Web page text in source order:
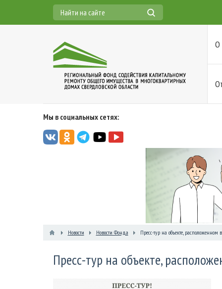
О
Мы в социальных сетях:
Новости Новости Фонда Пресс-тур на объекте, расположенном
Пресс-тур на объекте,